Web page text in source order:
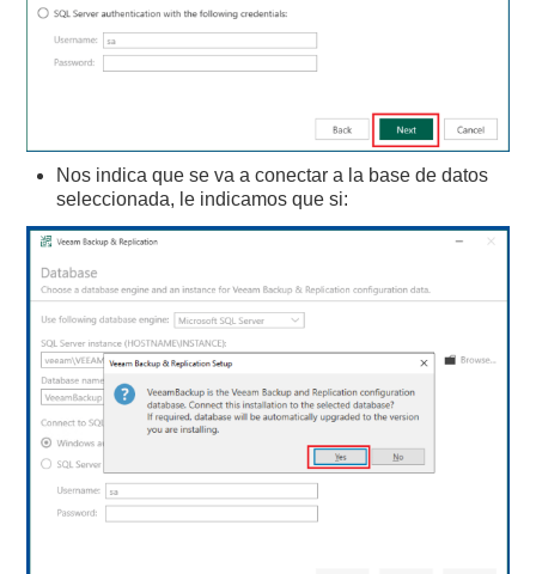
Nos indica que se va a conectar a la base de datos
seleccionada, le indicamos que si: